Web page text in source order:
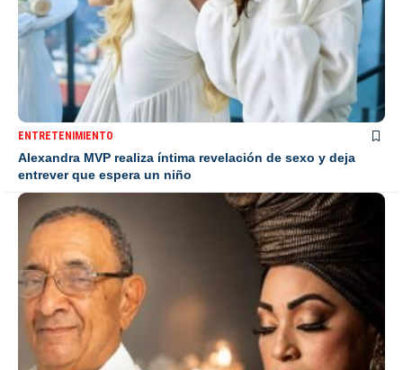
ENTRETENIMIENTO
Alexandra MVP realiza íntima revelación de sexo y deja
entrever que espera un niño